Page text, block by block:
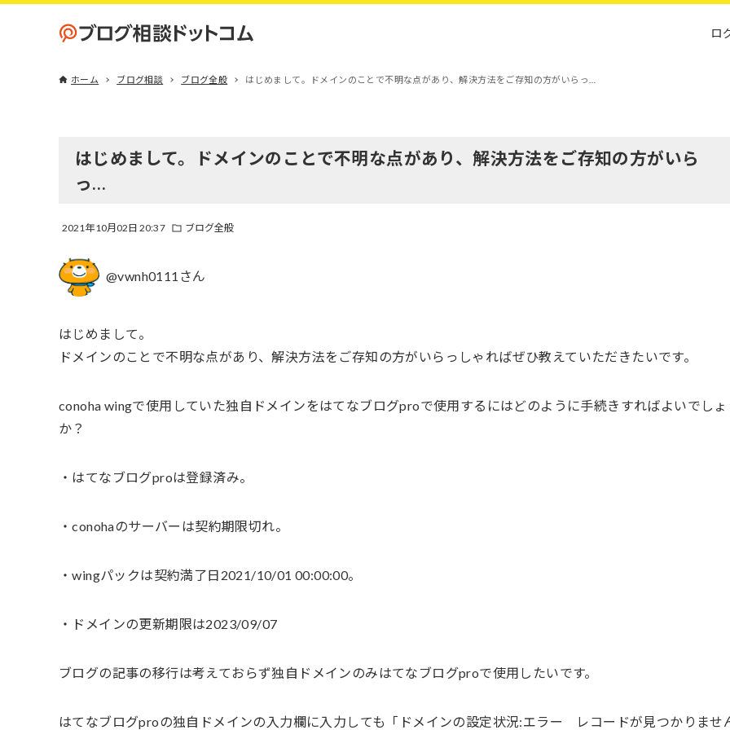
ロ
ホーム ブログ相談 ブログ全般 はじめまして。ドメインのことで不明な点があり、解決方法をご存知の方がいらっ…
はじめまして。ドメインのことで不明な点があり、解決方法をご存知の方がいら
っ…
2021年10月02日 20:37 ブログ全般
@vwnh0111さん
はじめまして。
ドメインのことで不明な点があり、解決方法をご存知の方がいらっしゃればぜひ教えていただきたいです。
conoha wingで使用していた独自ドメインをはてなブログproで使用するにはどのように手続きすればよいでし
か？
・はてなブログproは登録済み。
・conohaのサーバーは契約期限切れ。
・wingパックは契約満了日2021/10/01 00:00:00。
・ドメインの更新期限は2023/09/07
ブログの記事の移行は考えておらず独自ドメインのみはてなブログproで使用したいです。
はてなブログproの独自ドメインの入力欄に入力しても「ドメインの設定状況:エラー レコードが見つかりませ